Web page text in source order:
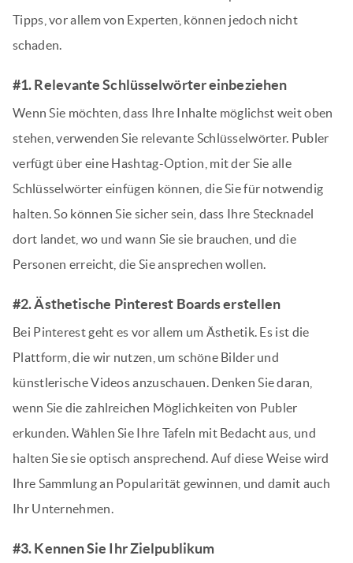
Tipps, vor allem von Experten, können jedoch nicht
schaden.
#1. Relevante Schlüsselwörter einbeziehen
Wenn Sie möchten, dass Ihre Inhalte möglichst weit oben
stehen, verwenden Sie relevante Schlüsselwörter. Publer
verfügt über eine Hashtag-Option, mit der Sie alle
Schlüsselwörter einfügen können, die Sie für notwendig
halten. So können Sie sicher sein, dass Ihre Stecknadel
dort landet, wo und wann Sie sie brauchen, und die
Personen erreicht, die Sie ansprechen wollen.
#2. Ästhetische Pinterest Boards erstellen
Bei Pinterest geht es vor allem um Ästhetik. Es ist die
Plattform, die wir nutzen, um schöne Bilder und
künstlerische Videos anzuschauen. Denken Sie daran,
wenn Sie die zahlreichen Möglichkeiten von Publer
erkunden. Wählen Sie Ihre Tafeln mit Bedacht aus, und
halten Sie sie optisch ansprechend. Auf diese Weise wird
Ihre Sammlung an Popularität gewinnen, und damit auch
Ihr Unternehmen.
#3. Kennen Sie Ihr Zielpublikum